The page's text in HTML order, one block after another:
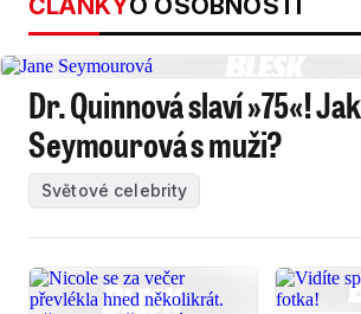
ČLÁNKYO OSOBNOSTI
Dr. Quinnová slaví »75«!
Seymourová s muži?
Světové celebrity